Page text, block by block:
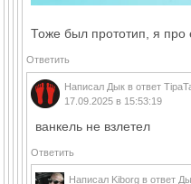
Тоже был прототип, я про
Ответить
Написал Дык в ответ
17.09.2025 в 15:53:19
ванкель не взлетел
Ответить
Написал Kiborg в ответ